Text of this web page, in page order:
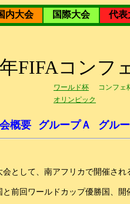
内大会 国際大会
代表
FIFAコンフ
ワールド杯
コンフェ
オリンピック
概要 グループＡ グル
として、南アフリカで開催され
前回ワールドカップ優勝国、開